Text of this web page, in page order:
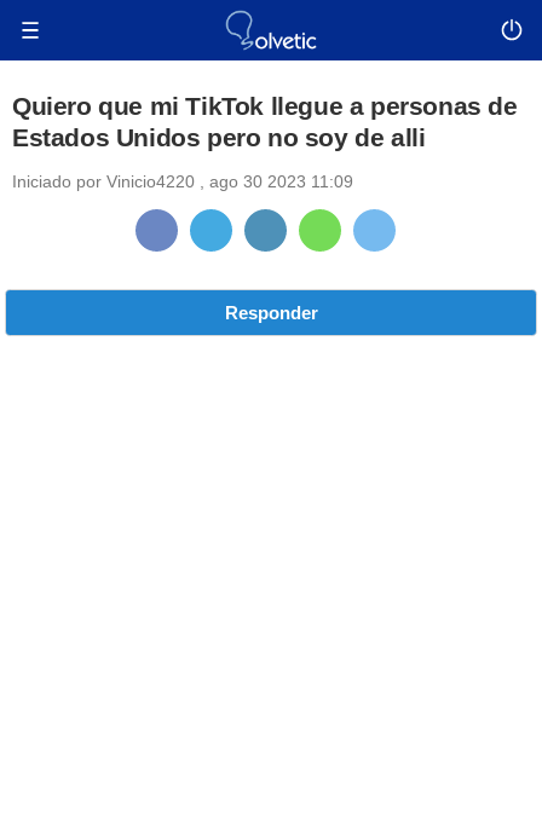
Quiero que mi TikTok llegue a personas de
Estados Unidos pero no soy de alli
Iniciado por Vinicio4220 ago 30 2023 11:09
Responder